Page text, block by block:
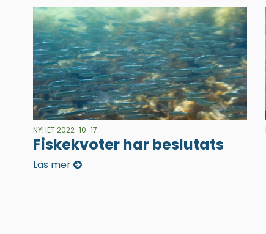
NYHET 2022-10-17
Fiskekvoter har beslutats
Läs mer